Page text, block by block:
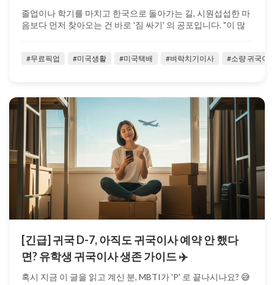
졸업이나 학기를 마치고 한국으로 돌아가는 길, 시원섭섭한 마
음보다 먼저 찾아오는 건 바로 '짐 싸기' 의 공포입니다. "이 많
#무료픽업 #미국생활 #미국택배 #벼락치기이사 #소량 귀국이
[긴급] 귀국 D-7, 아직도 귀국이사 예약 안 했다
면? 유학생 귀국이사 생존 가이드 ✈️
혹시 지금 이 글을 읽고 계신 분, MBTI가 'P' 로 끝나시나요? 😅